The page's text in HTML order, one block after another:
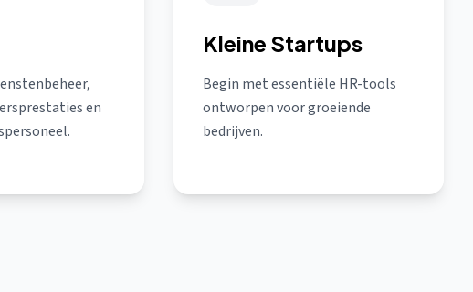
en
Kleine Startups
Begin met essentiële HR-tools
ontworpen voor groeiende
bedrijven.